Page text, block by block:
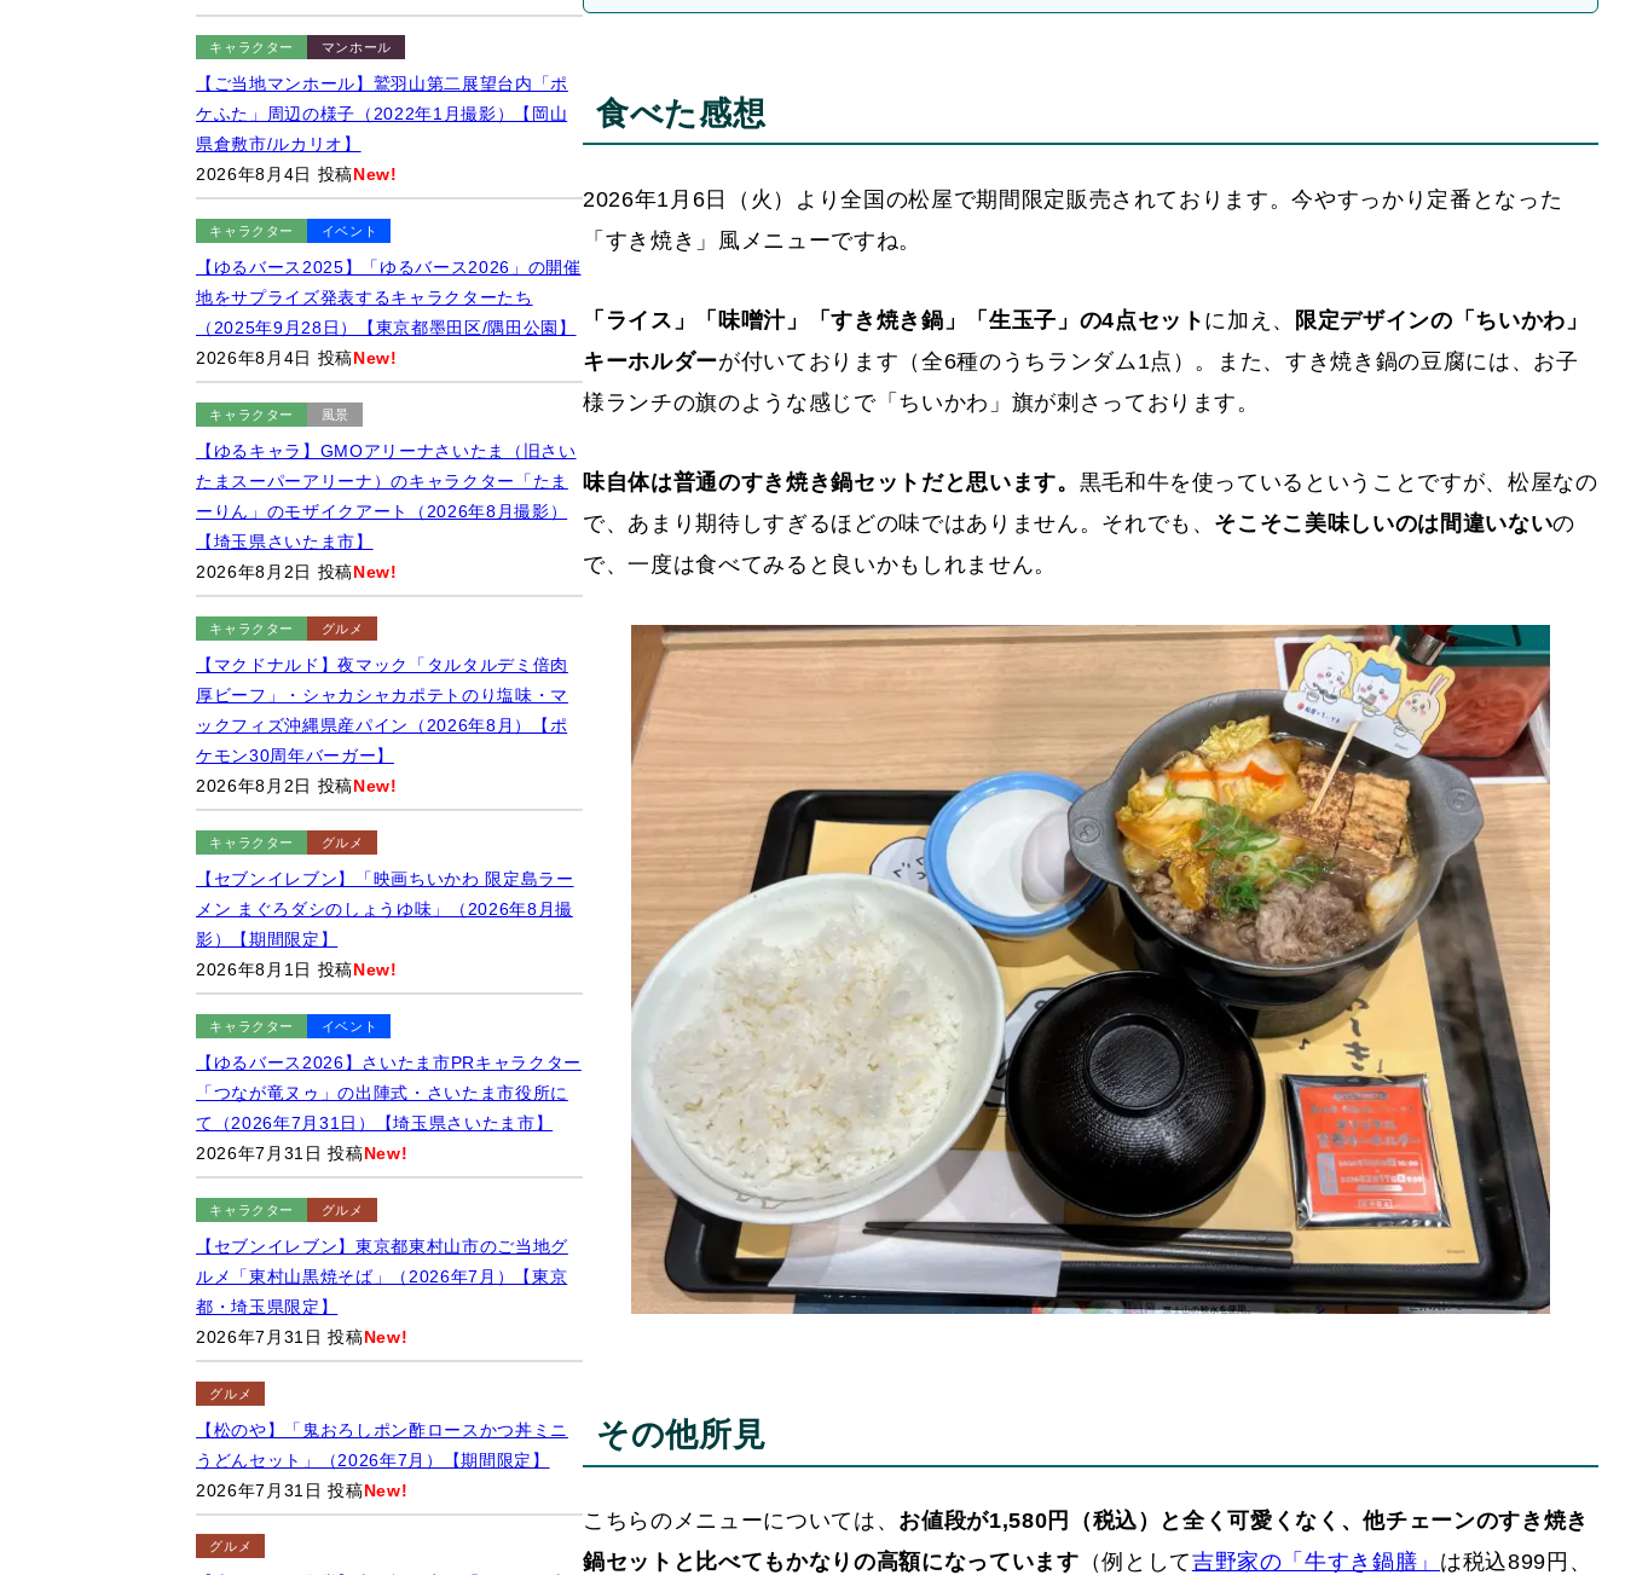
食べた感想
2026年1月6日（火）より全国の松屋で期間限定販売されております。今やすっかり定番となった
「すき焼き」風メニューですね。
「ライス」「味噌汁」「すき焼き鍋」「生玉子」の4点セット に加え、
限定デザインの「ちいかわ」
キーホルダーが付いております（全6種のうちランダム1点）。また、すき焼き鍋の豆腐には、お子
様ランチの旗のような感じで「ちいかわ」旗が刺さっております。
味自体は普通のすき焼き鍋セットだと思います。 黒毛和牛を使っているということですが、松屋なの
で、あまり期待しすぎるほどの味ではありません。それでも、 そこそこ美味しいのは間違いないの
で、一度は食べてみると良いかもしれません。
その他所見
こちらのメニューについては、 お値段が1,580円（税込）と全く可愛くなく、他チェーンのすき焼き
鍋セットと比べてもかなりの高額になっています （例として吉野家の「牛すき鍋膳」 は税込899円、
キャラクター マンホール
【ご当地マンホール】鷲羽山第二展望台内「ポ
ケふた」周辺の様子（2022年1月撮影）【岡山
県倉敷市/ルカリオ】
2026年8月4日 投稿New!
キャラクター イベント
【ゆるバース2025】「ゆるバース2026」の開催
地をサプライズ発表するキャラクターたち
（2025年9月28日）【東京都墨田区/隅田公園】
2026年8月4日 投稿New!
キャラクター 風景
【ゆるキャラ】GMOアリーナさいたま（旧さい
たまスーパーアリーナ）のキャラクター「たま
ーりん」のモザイクアート（2026年8月撮影）
【埼玉県さいたま市】
2026年8月2日 投稿New!
キャラクター グルメ
【マクドナルド】夜マック「タルタルデミ倍肉
厚ビーフ」・シャカシャカポテトのり塩味・マ
ックフィズ沖縄県産パイン（2026年8月）【ポ
ケモン30周年バーガー】
2026年8月2日 投稿New!
キャラクター グルメ
【セブンイレブン】「映画ちいかわ 限定島ラー
メン まぐろダシのしょうゆ味」（2026年8月撮
影）【期間限定】
2026年8月1日 投稿New!
キャラクター イベント
【ゆるバース2026】さいたま市PRキャラクター
「つなが竜ヌゥ」の出陣式・さいたま市役所に
て（2026年7月31日）【埼玉県さいたま市】
2026年7月31日 投稿New!
キャラクター グルメ
【セブンイレブン】東京都東村山市のご当地グ
ルメ「東村山黒焼そば」（2026年7月）【東京
都・埼玉県限定】
2026年7月31日 投稿New!
グルメ
【松のや】「鬼おろしポン酢ロースかつ丼ミニ
うどんセット」（2026年7月）【期間限定】
2026年7月31日 投稿New!
グルメ